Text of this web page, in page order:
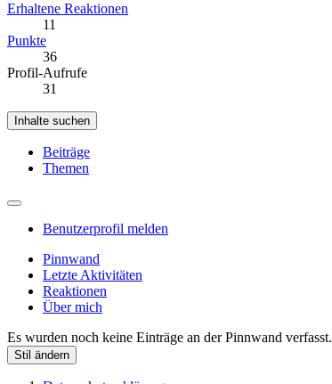
Erhaltene Reaktionen
11
Punkte
36
Profil-Aufrufe
31
Inhalte suchen
Beiträge
Themen
Benutzerprofil melden
Pinnwand
Letzte Aktivitäten
Reaktionen
Über mich
Es wurden noch keine Einträge an der Pinnwand verfasst.
Stil ändern